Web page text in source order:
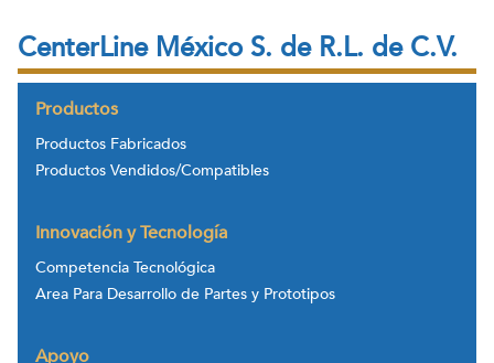
CenterLine México S. de R.L. de C.V.
Productos
Productos Fabricados
Productos Vendidos/Compatibles
Innovación y Tecnología
Competencia Tecnológica
Area Para Desarrollo de Partes y Prototipos
Apoyo